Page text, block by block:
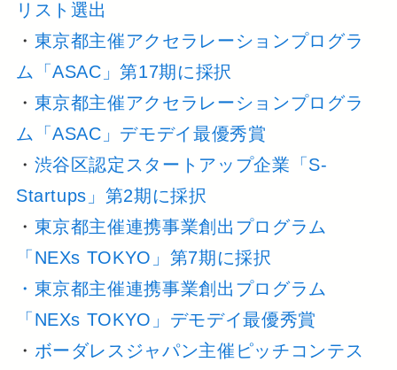
リスト選出
・ 東京都主催アクセラレーションプログラ
ム「ASAC」第17期に採択
・ 東京都主催アクセラレーションプログラ
ム「ASAC」デモデイ最優秀賞
・ 渋谷区認定スタートアップ企業「S-
Startups」第2期に採択
・ 東京都主催連携事業創出プログラム
「NEXs TOKYO」第7期に採択
・東京都主催連携事業創出プログラム
「NEXs TOKYO」デモデイ最優秀賞
・ ボーダレスジャパン主催ピッチコンテス